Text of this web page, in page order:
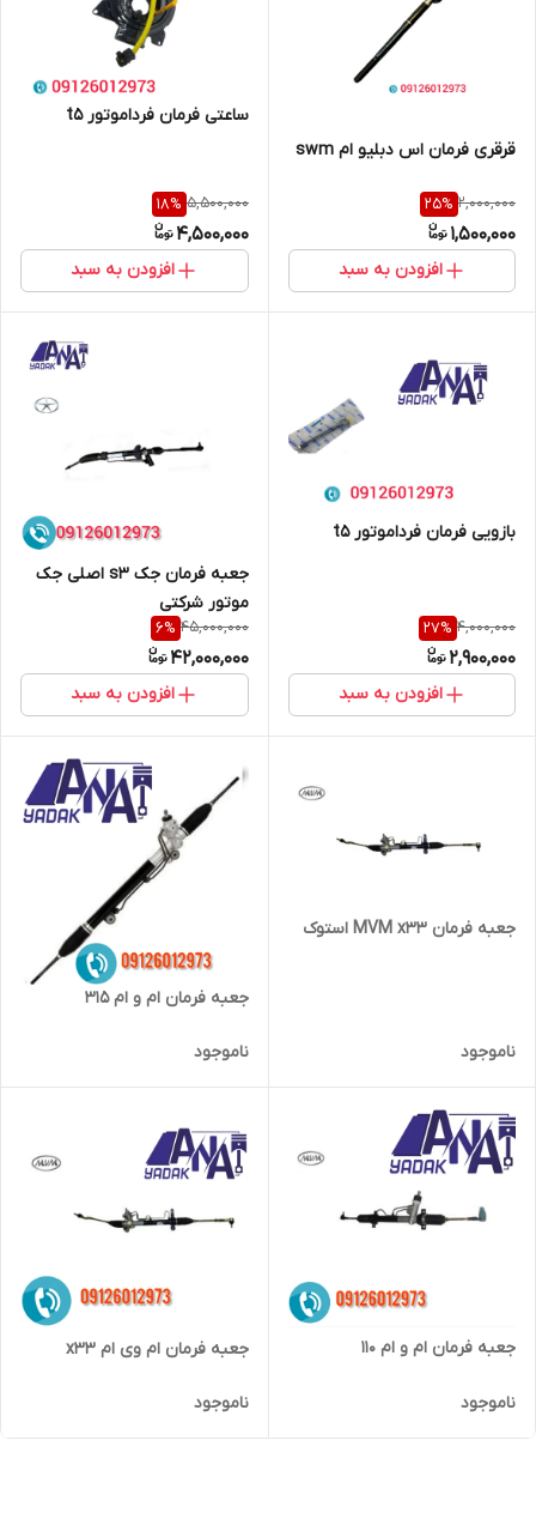
قرقری فرمان اس دبلیو ام swm
2,000,000
25%
1,500,000
افزودن به سبد
ساعتی فرمان فرداموتور t5
5,500,000
18%
4,500,000
افزودن به سبد
بازویی فرمان فرداموتور t5
4,000,000
27%
2,900,000
افزودن به سبد
جعبه فرمان جک s3 اصلی جک
موتور شرکتی
45,000,000
6%
42,000,000
افزودن به سبد
جعبه فرمان MVM x33 استوک
ناموجود
جعبه فرمان ام و ام 315
ناموجود
جعبه فرمان ام و ام 110
ناموجود
جعبه فرمان ام وی ام x33
ناموجود